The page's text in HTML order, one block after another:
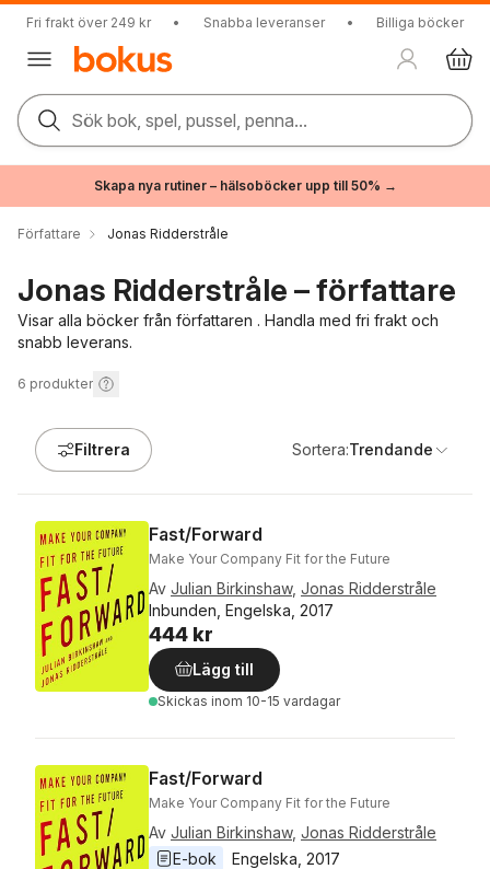
Fri frakt över 249 kr • Snabba leveranser • Billiga böcker
Sök bok, spel, pussel, penna...
Skapa nya rutiner – hälsoböcker upp till 50% →
Författare Jonas Ridderstråle
Jonas Ridderstråle – författare
Visar alla böcker från författaren . Handla med fri frakt och
snabb leverans.
6 produkter
Filtrera Sortera:Trendande
Fast/Forward
Make Your Company Fit for the Future
Av Julian Birkinshaw, Jonas Ridderstråle
Inbunden, Engelska, 2017
444 kr
Lägg till
Skickas inom 10-15 vardagar
Fast/Forward
Make Your Company Fit for the Future
Av Julian Birkinshaw, Jonas Ridderstråle
E-bok
Engelska 2017